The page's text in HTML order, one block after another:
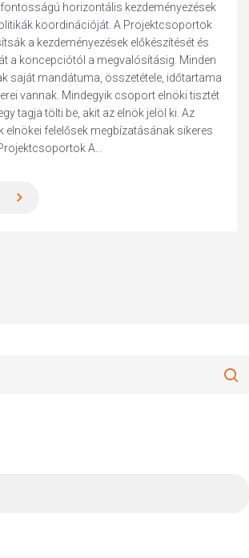
horizontális kezdeményezések
koordinációját. A Projektcsoportok
a kezdeményezések előkészítését és
a koncepciótól a megvalósításig. Minden
saját mandátuma, összetétele, időtartama
vannak. Mindegyik csoport elnöki tisztét
tagja tölti be, akit az elnök jelöl ki. Az
elnökei felelősek megbízatásának sikeres
A...